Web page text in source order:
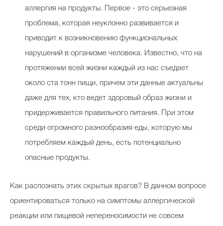
Интервью со звездой
Beauty- битвы
Тесты
Викторины
аллергия на продукты. Первое - это серьезная
проблема, которая неуклонно развивается и
приводит к возникновению функциональных
нарушений в организме человека. Известно, что на
протяжении всей жизни каждый из нас съедает
около ста тонн пищи, причем эти данные актуальны
даже для тех, кто ведет здоровый образ жизни и
придерживается правильного питания. При этом
среди огромного разнообразия еды, которую мы
потребляем каждый день, есть потенциально
опасные продукты.
Как распознать этих скрытых врагов? В данном вопросе
ориентироваться только на симптомы аллергической
реакции или пищевой непереносимости не совсем